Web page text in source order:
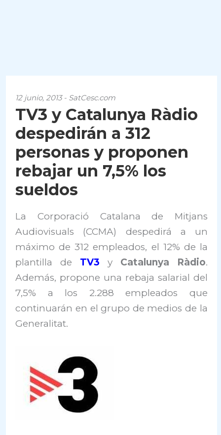
12 junio, 2013 - SatCesc.com
TV3 y Catalunya Ràdio
despedirán a 312
personas y proponen
rebajar un 7,5% los
sueldos
La Corporació Catalana de Mitjans
Audiovisuals (CCMA) despedirá a un
máximo de 312 empleados, el 12% de la
plantilla de TV3 y Catalunya Ràdio.
Además, propone una rebaja salarial del
7,5% a los 2.288 empleados que
continuarán en el grupo de medios de la
Generalitat.